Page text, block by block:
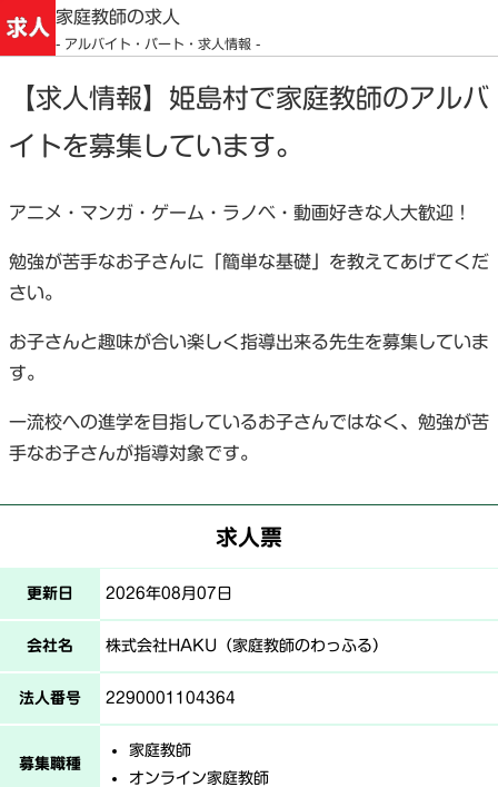
家庭教師の求人
- アルバイト・パート・求人情報 -
【求人情報】姫島村で家庭教師のアルバ
イトを募集しています。
アニメ・マンガ・ゲーム・ラノベ・動画好きな人大歓迎！
勉強が苦手なお子さんに「簡単な基礎」を教えてあげてくだ
さい。
お子さんと趣味が合い楽しく指導出来る先生を募集していま
す。
一流校への進学を目指しているお子さんではなく、勉強が苦
手なお子さんが指導対象です。
求人票
更新日 2026年08月07日
会社名 株式会社HAKU（家庭教師のわっふる）
法人番号 2290001104364
募集職種
家庭教師
オンライン家庭教師